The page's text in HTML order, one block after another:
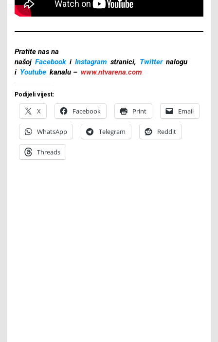
Pratite nas na
našoj Facebook i Instagram stranici, Twitter nalogu
i Youtube kanalu – www.ntvarena.com
Podijeli vijest:
X Facebook Print Email
WhatsApp Telegram Reddit
Threads